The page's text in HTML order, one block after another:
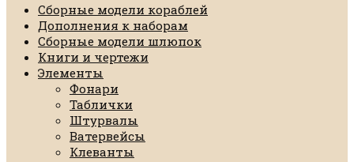
Сборные модели кораблей
Дополнения к наборам
Сборные модели шлюпок
Книги и чертежи
Элементы
Фонари
Таблички
Штурвалы
Ватервейсы
Клеванты